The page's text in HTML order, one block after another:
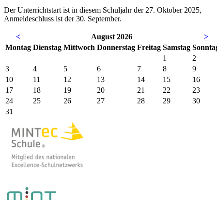
Der Unterrichtstart ist in diesem Schuljahr der 27. Oktober 2025,
Anmeldeschluss ist der 30. September.
< August 2026
>
Montag Dienstag Mittwoch Donnerstag Freitag Samstag So
1
2
3
4 5 6 7 8
9
10
11 12 13 14 15
16
17
18 19 20 21 22
23
24
25 26 27 28 29
30
31